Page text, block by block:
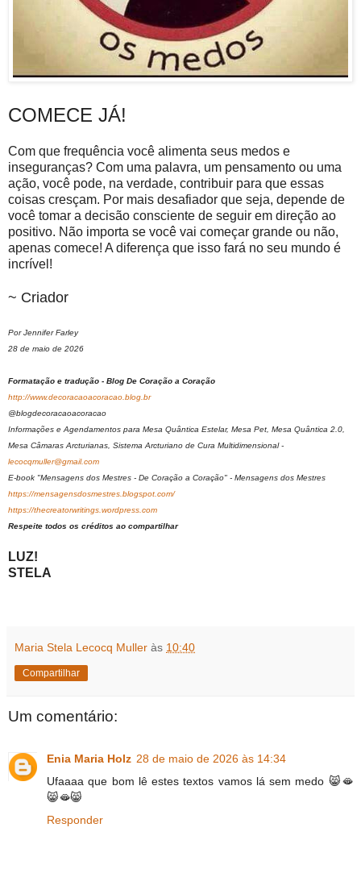
COMECE JÁ!
Com que frequência você alimenta seus medos e
inseguranças? Com ​​uma palavra, um pensamento ou uma
ação, você pode, na verdade, contribuir para que essas
coisas cresçam. Por mais desafiador que seja, depende de
você tomar a decisão consciente de seguir em direção ao
positivo. Não importa se você vai começar grande ou não,
apenas comece! A diferença que isso fará no seu mundo é
incrível!
~ Criador
Por Jennifer Farley
28 de maio de 2026
Formatação e tradução - Blog De Coração a Coração
http://www.decoracaoacoracao.blog.br
@blogdecoracaoacoracao
Informações e Agendamentos para Mesa Quântica Estelar, Mesa Pet, Mesa Quântica 2.0,
Mesa Câmaras Arcturianas, Sistema Arcturiano de Cura Multidimensional -
lecocqmuller@gmail.com
E-book "Mensagens dos Mestres - De Coração a Coração" - Mensagens dos Mestres
https://mensagensdosmestres.blogspot.com/
https://thecreatorwritings.wordpress.com
Respeite todos os créditos ao compartilhar
LUZ!
STELA
Maria Stela Lecocq Muller às 10:40
Compartilhar
Um comentário:
Enia Maria Holz 28 de maio de 2026 às 14:34
Ufaaaa que bom lê estes textos vamos lá sem medo 😸🫦
😸🫦😸
Responder